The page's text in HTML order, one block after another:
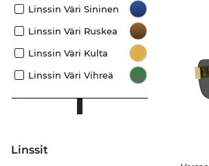
Linssin Väri Sininen
Linssin Väri Ruskea
Linssin Väri Kulta
Linssin Väri Vihreä
Linssit